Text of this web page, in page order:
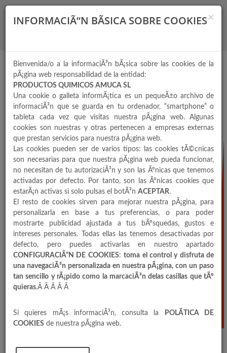
×
INFORMACIÃ“N BÃSICA SOBRE COOKIES
Bienvenida/o a la informaciÃ³n bÃ¡sica sobre las cookies de la
pÃ¡gina web responsabilidad de la entidad:
PRODUCTOS QUIMICOS AMUCA SL
Una cookie o galleta informÃ¡tica es un pequeÃ±o archivo de
informaciÃ³n que se guarda en tu ordenador, “smartphone” o
tableta cada vez que visitas nuestra pÃ¡gina web. Algunas
cookies son nuestras y otras pertenecen a empresas externas
que prestan servicios para nuestra pÃ¡gina web.
Las cookies pueden ser de varios tipos: las cookies tÃ©cnicas
son necesarias para que nuestra pÃ¡gina web pueda funcionar,
no necesitan de tu autorizaciÃ³n y son las Ãºnicas que tenemos
activadas por defecto. Por tanto, son las Ãºnicas cookies que
estarÃ¡n activas si solo pulsas el botÃ³n ACEPTAR.
El resto de cookies sirven para mejorar nuestra pÃ¡gina, para
personalizarla en base a tus preferencias, o para poder
mostrarte publicidad ajustada a tus bÃºsquedas, gustos e
intereses personales. Todas ellas las tenemos desactivadas por
defecto, pero puedes activarlas en nuestro apartado
CONFIGURACIÃ“N DE COOKIES:toma el control y disfruta de
una navegaciÃ³n personalizada en nuestra pÃ¡gina, con un paso
tan sencillo y rÃ¡pido como la marcaciÃ³n delas casillas que tÃº
quieras.Â Â Â Â Â
Si quieres mÃ¡s informaciÃ³n, consulta la
POLÃTICA DE
COOKIES de nuestra pÃ¡gina web.